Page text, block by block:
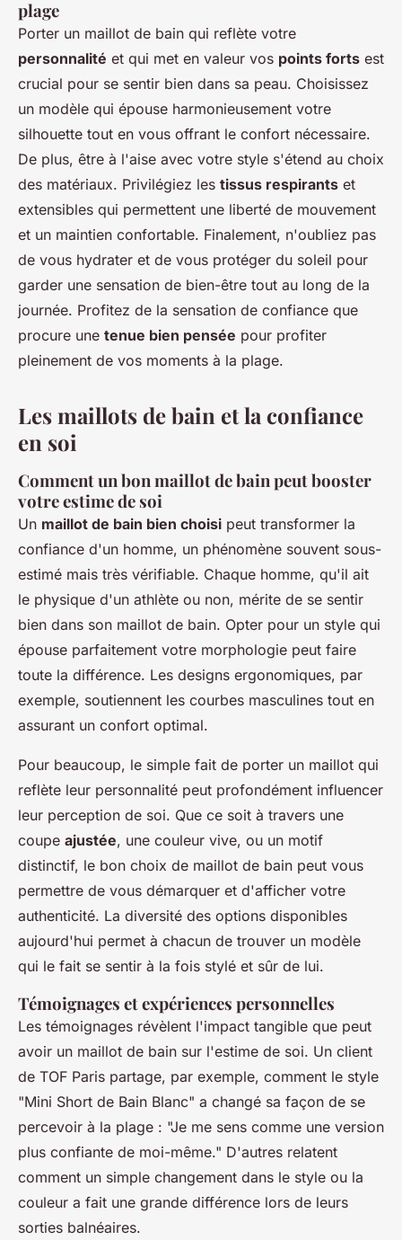
plage
Porter un maillot de bain qui reflète votre
personnalité et qui met en valeur vos points forts est
crucial pour se sentir bien dans sa peau. Choisissez
un modèle qui épouse harmonieusement votre
silhouette tout en vous offrant le confort nécessaire.
De plus, être à l'aise avec votre style s'étend au choix
des matériaux. Privilégiez les tissus respirants et
extensibles qui permettent une liberté de mouvement
et un maintien confortable. Finalement, n'oubliez pas
de vous hydrater et de vous protéger du soleil pour
garder une sensation de bien-être tout au long de la
journée. Profitez de la sensation de confiance que
procure une tenue bien pensée pour profiter
pleinement de vos moments à la plage.
Les maillots de bain et la confiance
en soi
Comment un bon maillot de bain peut booster
votre estime de soi
Un maillot de bain bien choisi peut transformer la
confiance d'un homme, un phénomène souvent sous-
estimé mais très vérifiable. Chaque homme, qu'il ait
le physique d'un athlète ou non, mérite de se sentir
bien dans son maillot de bain. Opter pour un style qui
épouse parfaitement votre morphologie peut faire
toute la différence. Les designs ergonomiques, par
exemple, soutiennent les courbes masculines tout en
assurant un confort optimal.
Pour beaucoup, le simple fait de porter un maillot qui
reflète leur personnalité peut profondément influencer
leur perception de soi. Que ce soit à travers une
coupe ajustée, une couleur vive, ou un motif
distinctif, le bon choix de maillot de bain peut vous
permettre de vous démarquer et d'afficher votre
authenticité. La diversité des options disponibles
aujourd'hui permet à chacun de trouver un modèle
qui le fait se sentir à la fois stylé et sûr de lui.
Témoignages et expériences personnelles
Les témoignages révèlent l'impact tangible que peut
avoir un maillot de bain sur l'estime de soi. Un client
de TOF Paris partage, par exemple, comment le style
"Mini Short de Bain Blanc" a changé sa façon de se
percevoir à la plage : "Je me sens comme une version
plus confiante de moi-même." D'autres relatent
comment un simple changement dans le style ou la
couleur a fait une grande différence lors de leurs
sorties balnéaires.